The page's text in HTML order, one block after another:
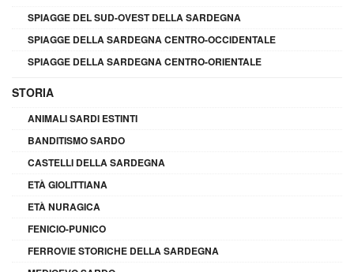
SPIAGGE DEL SUD-OVEST DELLA SARDEGNA
SPIAGGE DELLA SARDEGNA CENTRO-OCCIDENTALE
SPIAGGE DELLA SARDEGNA CENTRO-ORIENTALE
STORIA
ANIMALI SARDI ESTINTI
BANDITISMO SARDO
CASTELLI DELLA SARDEGNA
ETÀ GIOLITTIANA
ETÀ NURAGICA
FENICIO-PUNICO
FERROVIE STORICHE DELLA SARDEGNA